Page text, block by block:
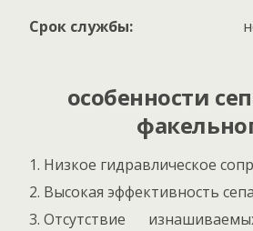
Срок службы:
особенности
Низкое гидравлическое
Высокая эффективность
Отсутствие